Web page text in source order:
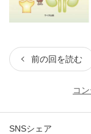
前の回を読む
コ
SNSシェア